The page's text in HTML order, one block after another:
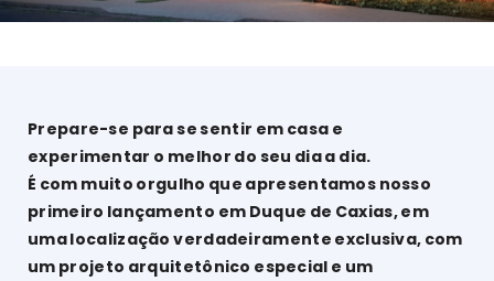
Prepare-se para se sentir em casa e
experimentar o melhor do seu dia a dia.
É com muito orgulho que apresentamos nosso
primeiro lançamento em Duque de Caxias, em
uma localização verdadeiramente exclusiva, com
um projeto arquitetônico especial e um